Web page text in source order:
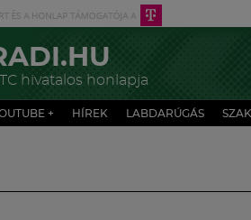
hivatalos honlapja
+ HÍREK LABDARÚGÁS